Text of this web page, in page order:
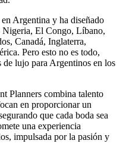
Argentina y ha diseñado
Nigeria, El Congo, Líbano,
Canadá, Inglaterra,
Pero esto no es todo,
de lujo para Argentinos en los
Planners combina talento
en proporcionar un
que cada boda sea
una experiencia
impulsada por la pasión y